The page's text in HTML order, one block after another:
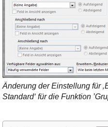
Änderung der Einstellung für
Standard‘ für die Funktion